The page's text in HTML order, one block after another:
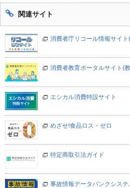
関連サイト
消費者庁リコール情報サイ
消費者教育ポータルサイト(
エシカル消費特設サイト
めざせ!食品ロス・ゼロ
特定商取引法ガイド
事故情報データバンクシステ